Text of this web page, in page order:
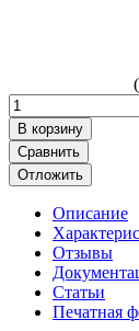
В корзину
Сравнить
Отложить
Описание
Отзывы
Статьи
Печатная